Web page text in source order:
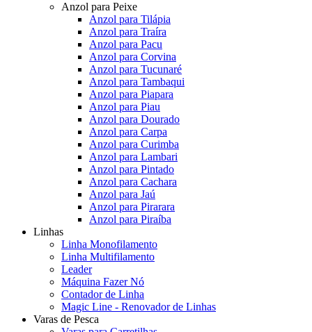
Anzol para Peixe
Anzol para Tilápia
Anzol para Traíra
Anzol para Pacu
Anzol para Corvina
Anzol para Tucunaré
Anzol para Tambaqui
Anzol para Piapara
Anzol para Piau
Anzol para Dourado
Anzol para Carpa
Anzol para Curimba
Anzol para Lambari
Anzol para Pintado
Anzol para Cachara
Anzol para Jaú
Anzol para Pirarara
Anzol para Piraíba
Linhas
Linha Monofilamento
Linha Multifilamento
Leader
Máquina Fazer Nó
Contador de Linha
Magic Line - Renovador de Linhas
Varas de Pesca